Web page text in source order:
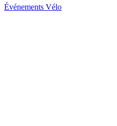
Événements Vélo